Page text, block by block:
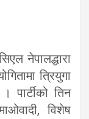
नेपालद्धारा
त्रियुगा
तिन
विशेष